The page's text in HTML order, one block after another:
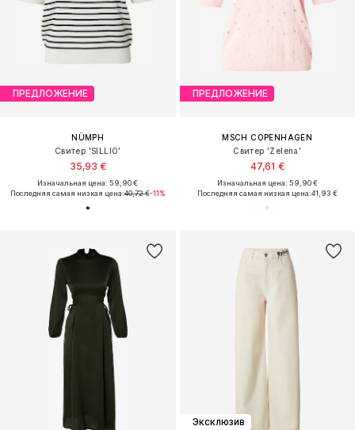
ПРЕДЛОЖЕНИЕ
NÜMPH
Свитер 'SILLIO'
35,93 €
Изначальная цена: 59,90 €
Последняя самая низкая цена:40,72 €-11%
ПРЕДЛОЖЕНИЕ
MSCH COPENHAGEN
Свитер 'Zelena'
47,61 €
Изначальная цена: 59,90 €
Последняя самая низкая цена:41,93 €
Эксклюзив